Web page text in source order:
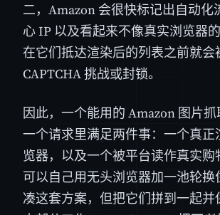
二，Amazon 会很快标记出自动化
心 IP 以及看起来不像真实浏览器的
在它们抵达渲染后的列表之前就会
CAPTCHA 挑战或封锁。
因此，一个能用的 Amazon 图片
一个请求里满足两件事：一个真正
览器，以及一个被平台读作真实
可以自己用无头浏览器加一池轮换
凑这套方案，但把它们拼到一起并